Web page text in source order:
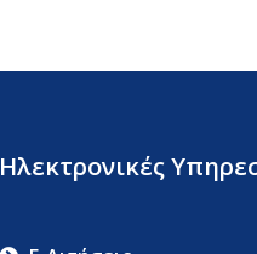
Ηλεκτρονικές